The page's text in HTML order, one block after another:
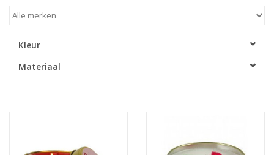
Kaarsenhouders
LED Kaarsen
Kleur
Materiaal